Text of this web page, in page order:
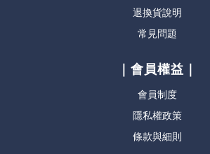
退換貨說明
常見問題
｜會員權益｜
會員制度
隱私權政策
條款與細則